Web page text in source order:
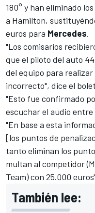
180° y han eliminado
a Hamilton,
euros para Mercedes.
"Los comisarios
que el piloto del auto
del equipo para
incorrecto", dice el
"Esto fue confirmado
escuchar el audio entre
"En base a esta
[los puntos de
tanto eliminan los
multan al competidor
Team) con 25.000
También lee: